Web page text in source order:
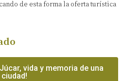
de esta forma la oferta turística
vida y memoria de una
ciudad!